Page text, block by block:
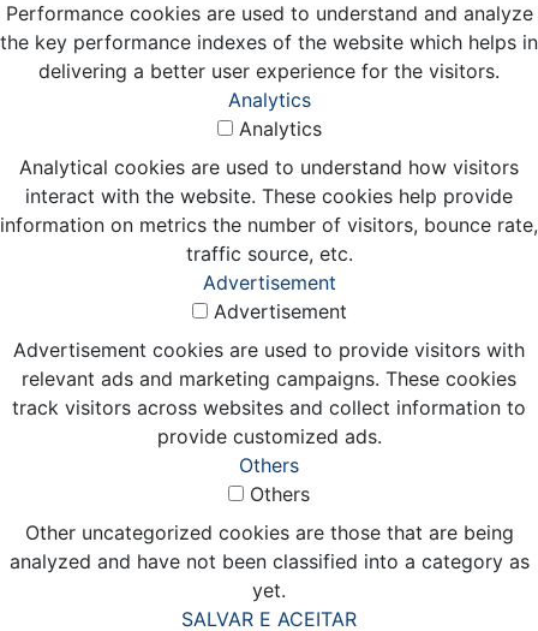
Performance cookies are used to understand and analyze
the key performance indexes of the website which helps in
delivering a better user experience for the visitors.
Analytics
Analytics
Analytical cookies are used to understand how visitors
interact with the website. These cookies help provide
information on metrics the number of visitors, bounce rate,
traffic source, etc.
Advertisement
Advertisement
Advertisement cookies are used to provide visitors with
relevant ads and marketing campaigns. These cookies
track visitors across websites and collect information to
provide customized ads.
Others
Others
Other uncategorized cookies are those that are being
analyzed and have not been classified into a category as
yet.
SALVAR E ACEITAR